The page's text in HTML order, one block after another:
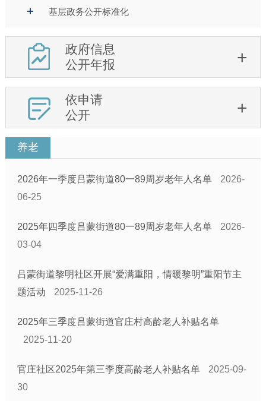
基层政务公开标准化
政府信息
公开年报
依申请
公开
养老
2026年一季度吕蒙街道80一89周岁老年人名单
2026-
06-25
2025年四季度吕蒙街道80一89周岁老年人名单
2026-
03-04
吕蒙街道黎明社区开展“爱满重阳，情暖黎明”重阳节主
题活动
2025-11-26
2025年三季度吕蒙街道官庄村高龄老人补贴名单
2025-11-20
官庄社区2025年第三季度高龄老人补贴名单
2025-09-
30